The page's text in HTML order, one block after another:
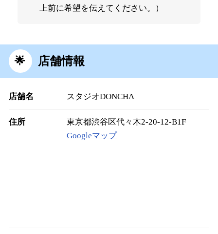
上前に希望を伝えてください。）
店舗情報
店舗名 スタジオDONCHA
住所
東京都渋谷区代々木2-20-12-B1F
Googleマップ